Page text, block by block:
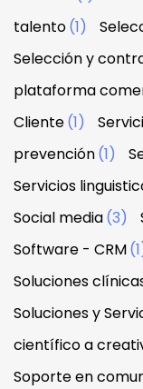
talento(1)
Selección y
plataforma
Cliente(1)
prevención(1)
Servicios
Social media(3)
Software - CRM
Soluciones
Soluciones y
científico a
Soporte en